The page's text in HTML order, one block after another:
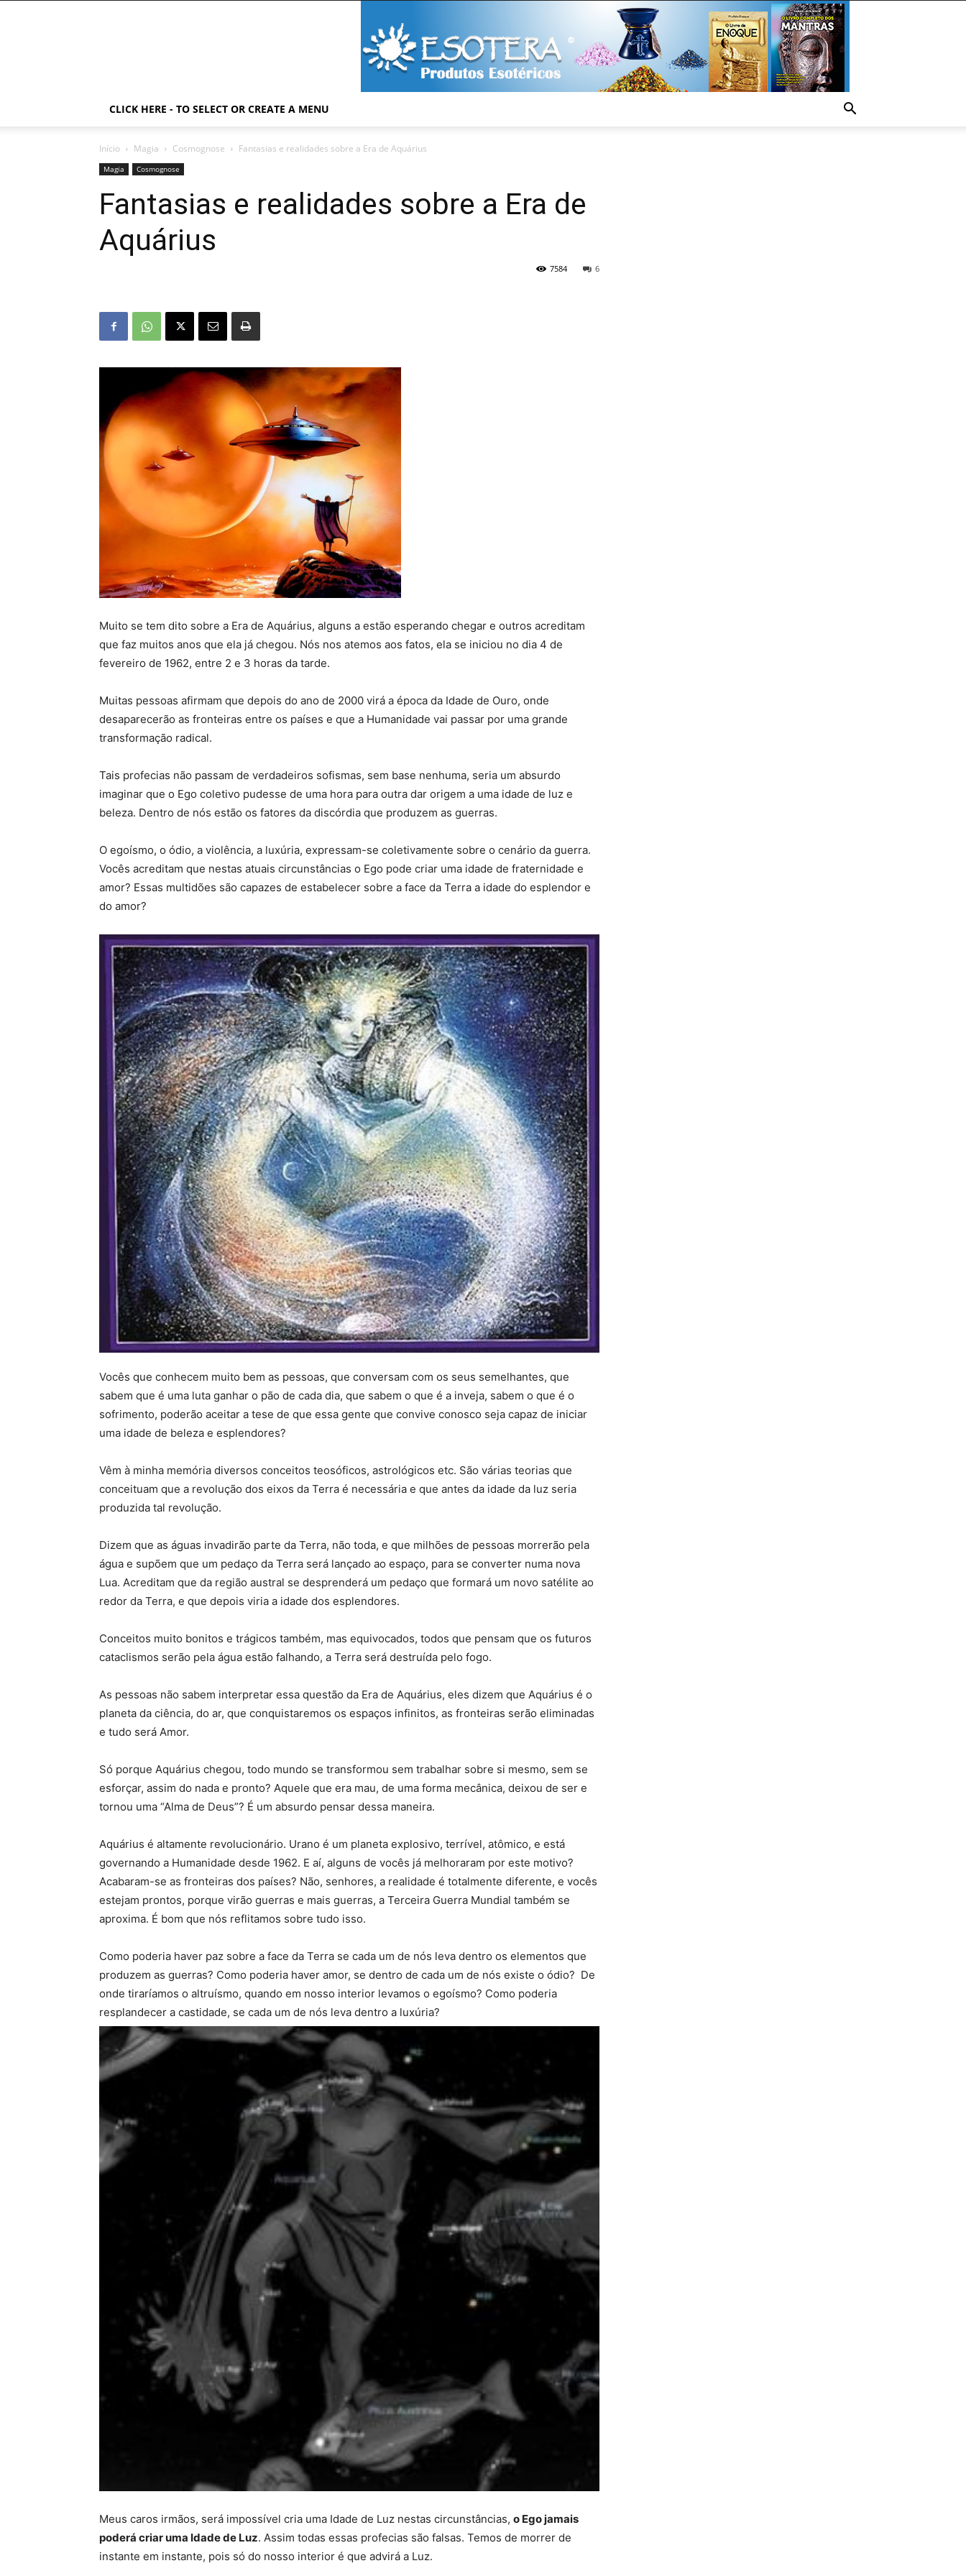
CLICK HERE - TO SELECT OR CREATE A MENU
Início Magia Cosmognose Fantasias e realidades sobre a Era de Aquárius
Magia Cosmognose
Fantasias e realidades sobre a Era de
Aquárius
6
7584
Muito se tem dito sobre a Era de Aquárius, alguns a estão esperando chegar e outros acreditam
que faz muitos anos que ela já chegou. Nós nos atemos aos fatos, ela se iniciou no dia 4 de
fevereiro de 1962, entre 2 e 3 horas da tarde.
Muitas pessoas afirmam que depois do ano de 2000 virá a época da Idade de Ouro, onde
desaparecerão as fronteiras entre os países e que a Humanidade vai passar por uma grande
transformação radical.
Tais profecias não passam de verdadeiros sofismas, sem base nenhuma, seria um absurdo
imaginar que o Ego coletivo pudesse de uma hora para outra dar origem a uma idade de luz e
beleza. Dentro de nós estão os fatores da discórdia que produzem as guerras.
O egoísmo, o ódio, a violência, a luxúria, expressam-se coletivamente sobre o cenário da guerra.
Vocês acreditam que nestas atuais circunstâncias o Ego pode criar uma idade de fraternidade e
amor? Essas multidões são capazes de estabelecer sobre a face da Terra a idade do esplendor e
do amor?
Vocês que conhecem muito bem as pessoas, que conversam com os seus semelhantes, que
sabem que é uma luta ganhar o pão de cada dia, que sabem o que é a inveja, sabem o que é o
sofrimento, poderão aceitar a tese de que essa gente que convive conosco seja capaz de iniciar
uma idade de beleza e esplendores?
Vêm à minha memória diversos conceitos teosóficos, astrológicos etc. São várias teorias que
conceituam que a revolução dos eixos da Terra é necessária e que antes da idade da luz seria
produzida tal revolução.
Dizem que as águas invadirão parte da Terra, não toda, e que milhões de pessoas morrerão pela
água e supõem que um pedaço da Terra será lançado ao espaço, para se converter numa nova
Lua. Acreditam que da região austral se desprenderá um pedaço que formará um novo satélite ao
redor da Terra, e que depois viria a idade dos esplendores.
Conceitos muito bonitos e trágicos também, mas equivocados, todos que pensam que os futuros
cataclismos serão pela água estão falhando, a Terra será destruída pelo fogo.
As pessoas não sabem interpretar essa questão da Era de Aquárius, eles dizem que Aquárius é o
planeta da ciência, do ar, que conquistaremos os espaços infinitos, as fronteiras serão eliminadas
e tudo será Amor.
Só porque Aquárius chegou, todo mundo se transformou sem trabalhar sobre si mesmo, sem se
esforçar, assim do nada e pronto? Aquele que era mau, de uma forma mecânica, deixou de ser e
tornou uma “Alma de Deus”? É um absurdo pensar dessa maneira.
Aquárius é altamente revolucionário. Urano é um planeta explosivo, terrível, atômico, e está
governando a Humanidade desde 1962. E aí, alguns de vocês já melhoraram por este motivo?
Acabaram-se as fronteiras dos países? Não, senhores, a realidade é totalmente diferente, e vocês
estejam prontos, porque virão guerras e mais guerras, a Terceira Guerra Mundial também se
aproxima. É bom que nós reflitamos sobre tudo isso.
Como poderia haver paz sobre a face da Terra se cada um de nós leva dentro os elementos que
produzem as guerras? Como poderia haver amor, se dentro de cada um de nós existe o ódio? De
onde tiraríamos o altruísmo, quando em nosso interior levamos o egoísmo? Como poderia
resplandecer a castidade, se cada um de nós leva dentro a luxúria?
Meus caros irmãos, será impossível cria uma Idade de Luz nestas circunstâncias, o Ego jamais
poderá criar uma Idade de Luz. Assim todas essas profecias são falsas. Temos de morrer de
instante em instante, pois só do nosso interior é que advirá a Luz.